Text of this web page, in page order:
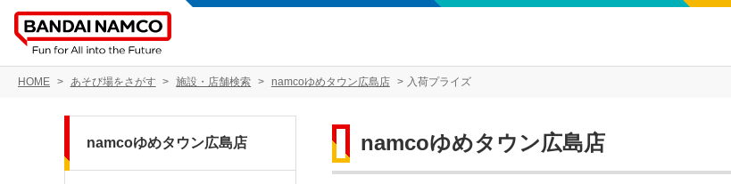
HOME あそび場をさがす 施設・店舗検索 namcoゆめタウン広島店 入荷プライズ
namcoゆめタウン広島店
namcoゆめタウン広島店